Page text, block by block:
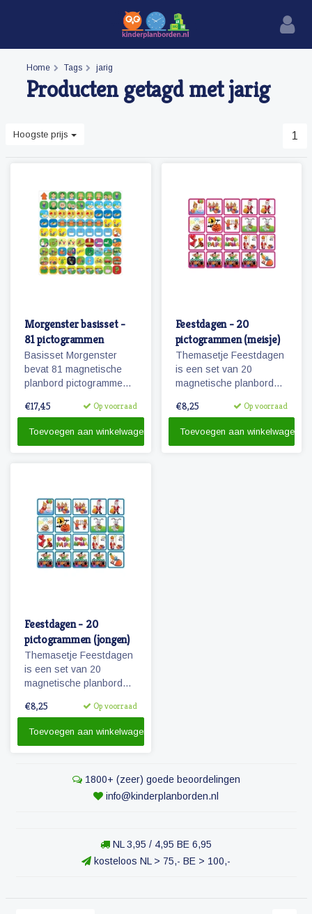
Home Tags jarig
Producten getagd met jarig
Hoogste prijs 1
Morgenster basisset -
81 pictogrammen
Basisset Morgenster
bevat 81 magnetische
planbord pictogrammen
planbord Morgenster.
€17,45 Op voorraad
Toevoegen aan winkelwagen
Feestdagen - 20
pictogrammen (meisje)
Themasetje Feestdagen
is een set van 20
magnetische planbord
€8,25 Op voorraad
Toevoegen aan winkelwagen
Feestdagen - 20
pictogrammen (jongen)
Themasetje Feestdagen
is een set van 20
magnetische planbord
€8,25 Op voorraad
Toevoegen aan winkelwagen
1800+ (zeer) goede beoordelingen
info@kinderplanborden.nl
NL 3,95 / 4,95 BE 6,95
kosteloos NL > 75,- BE > 100,-